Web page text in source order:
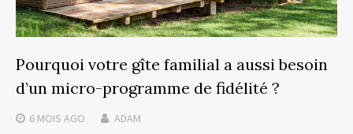
Pourquoi votre gîte familial a aussi besoin
d’un micro-programme de fidélité ?
6 MOIS AGO ADAM